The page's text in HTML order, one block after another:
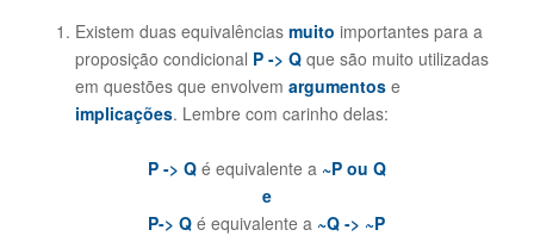
Existem duas equivalências muito importantes para a
proposição condicional P -> Qque são muito utilizadas
em questões que envolvem argumentose
implicações. Lembre com carinho delas:
P -> Qé equivalente a ~P ou Q
e
P-> Q é equivalente a ~Q-> ~P